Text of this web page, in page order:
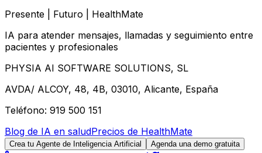
Presente | Futuro | HealthMate
IA para atender mensajes, llamadas y seguimiento entre
pacientes y profesionales
PHYSIA AI SOFTWARE SOLUTIONS, SL
AVDA/ ALCOY, 48, 4B, 03010, Alicante, España
Teléfono: 919 500 151
Blog de IA en saludPrecios de HealthMate
Crea tu Agente de Inteligencia Artificial Agenda una demo gratuita